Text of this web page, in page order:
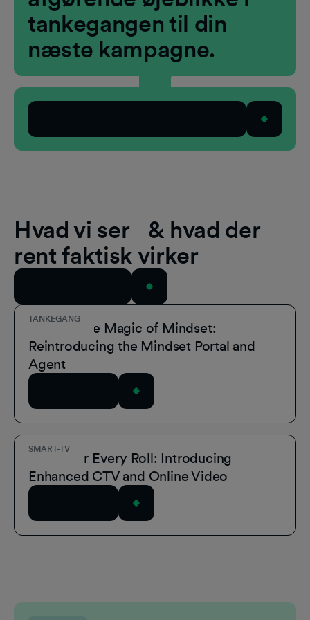
tankegangen til din
næste kampagne.
Hvad vi ser & hvad der
rent faktisk virker
TANKEGANG
Unmask the Magic of Mindset:
Reintroducing the Mindset Portal and
Agent
SMART-TV
A Role for Every Roll: Introducing
Enhanced CTV and Online Video